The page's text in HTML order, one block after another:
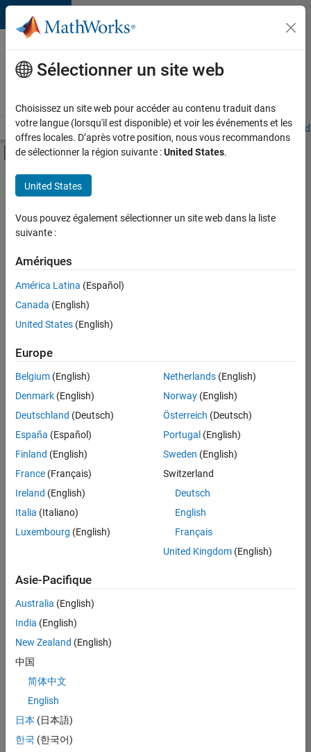
Passer au contenu
Votre
carrière
chez
Accueil Explorer nos opportunités Adresses de nos bureaux
Activer/désactiver l'affichage du menu
Contenu principal
FILTRER PAR
Ventes commerciales
Ventes pour l'éducation
Services marketing
Actuellement,
aucune
offre
d'emploi
correspondant
à vos
critères
de
recherche.
Vous
pouvez
élargir
votre
recherche
ou
afficher
l’ensemble
d'emploi.
malgré
tout
vous
trouvez
pas
d'offre
corresponde
à vos
Sélectionner un site web
Choisissez un site web pour accéder au contenu traduit dans
votre langue (lorsqu'il est disponible) et voir les événements et les
offres locales. D’après votre position, nous vous recommandons
de sélectionner la région suivante :United States.
United States
Vous pouvez également sélectionner un site web dans la liste
suivante :
Amériques
América Latina (Español)
Canada (English)
United States (English)
Europe
Belgium (English)
Denmark (English)
Deutschland (Deutsch)
España (Español)
Finland (English)
France (Français)
Ireland (English)
Italia (Italiano)
Luxembourg (English)
Netherlands(English)
Norway(English)
Österreich (Deutsch)
Portugal (English)
Sweden (English)
Switzerland
Deutsch
English
Français
United Kingdom(English)
Asie-Pacifique
Australia (English)
India (English)
New Zealand (English)
中国
简体中文
English
日本 (日本語)
한국 (한국어)